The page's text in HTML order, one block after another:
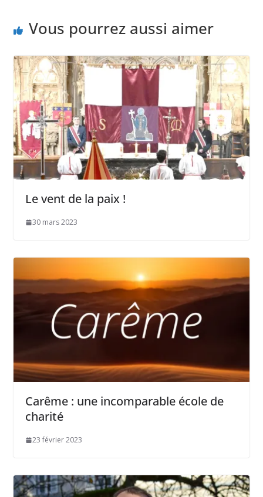
Vous pourrez aussi aimer
Le vent de la paix !
30 mars 2023
Carême : une incomparable école de
charité
23 février 2023